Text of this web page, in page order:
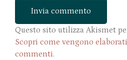
Questo sito utilizza Akismet
Scopri come vengono
commenti.